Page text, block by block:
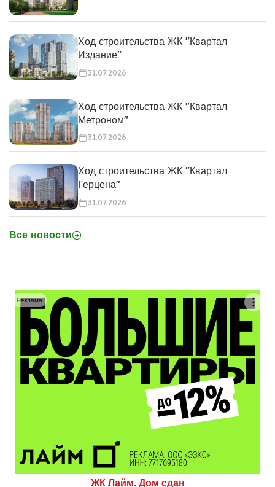
Ход строительства ЖК "Квартал
Издание"
31.07.2026
Ход строительства ЖК "Квартал
Метроном"
31.07.2026
Ход строительства ЖК "Квартал
Герцена"
31.07.2026
Все новости
ЖК Лайм. Дом сдан
Реклама